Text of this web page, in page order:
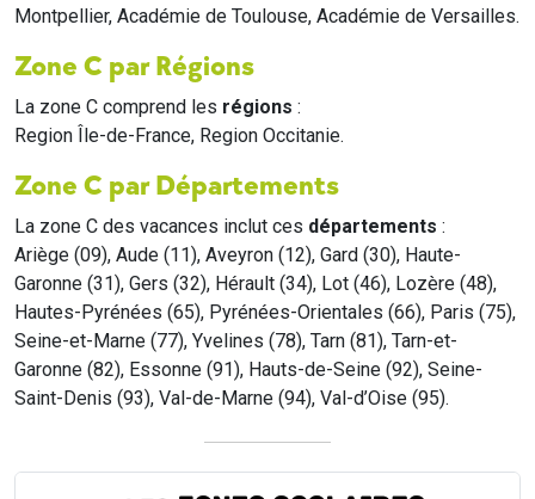
Montpellier, Académie de Toulouse, Académie de Versailles.
Zone C par Régions
La zone C comprend les régions :
Region Île-de-France, Region Occitanie.
Zone C par Départements
La zone C des vacances inclut ces départements :
Ariège (09), Aude (11), Aveyron (12), Gard (30), Haute-
Garonne (31), Gers (32), Hérault (34), Lot (46), Lozère (48),
Hautes-Pyrénées (65), Pyrénées-Orientales (66), Paris (75),
Seine-et-Marne (77), Yvelines (78), Tarn (81), Tarn-et-
Garonne (82), Essonne (91), Hauts-de-Seine (92), Seine-
Saint-Denis (93), Val-de-Marne (94), Val-d’Oise (95).